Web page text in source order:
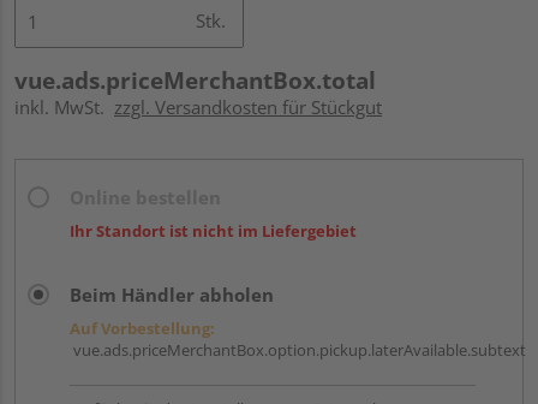
Stk.
vue.ads.priceMerchantBox.total
inkl. MwSt. zzgl. Versandkosten für Stückgut
Ihr Standort ist nicht im Liefergebiet
Beim Händler abholen
Auf Vorbestellung:
vue.ads.priceMerchantBox.option.pickup.laterAvailable.subtext